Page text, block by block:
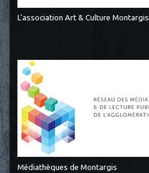
L'association Art & Culture Montargis
Médiathèques de Montargis